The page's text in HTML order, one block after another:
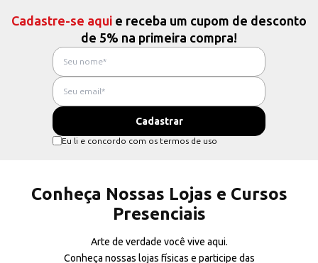
Cadastre-se aqui e receba um cupom de desconto
de 5% na primeira compra!
Eu li e concordo com os termos de uso
Conheça Nossas Lojas e Cursos
Presenciais
Arte de verdade você vive aqui.
Conheça nossas lojas físicas e participe das